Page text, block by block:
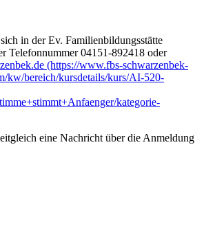
in der Ev. Familienbildungsstätte
Telefonnummer 04151-892418 oder
(https://www.fbs-schwarzenbek-
kw/bereich/kursdetails/kurs/AI-520-
kategorie-
eine Nachricht über die Anmeldung